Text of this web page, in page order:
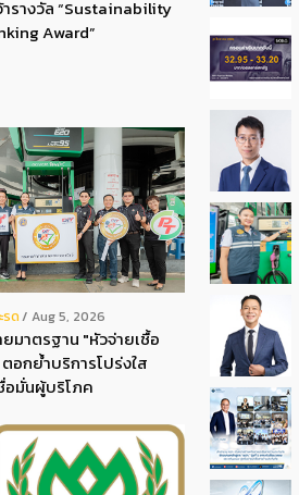
รางวัล “Sustainability
Award”
ด Aug 5, 2026
มาตรฐาน "หัวจ่ายเชื้อ
อกย้ำบริการโปร่งใส
อมั่นผู้บริโภค